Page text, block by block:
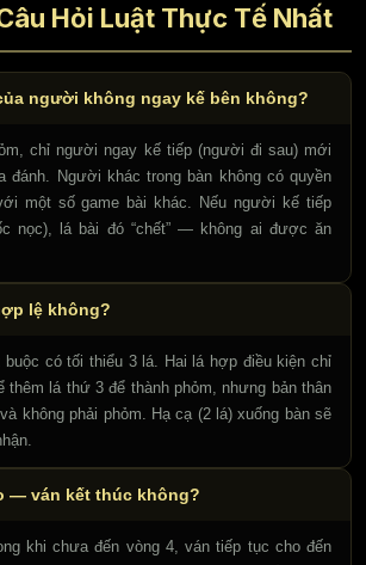
Hỏi Luật Thực Tế Nhất
người không ngay kế bên không?
chỉ người ngay kế tiếp (người đi sau) mới
Người khác trong bàn không có quyền
một số game bài khác. Nếu người kế tiếp
nọc), lá bài đó “chết” — không ai được ăn
lệ không?
buộc có tối thiểu 3 lá. Hai lá hợp điều kiện chỉ
thêm lá thứ 3 để thành phỏm, nhưng bản thân
không phải phỏm. Hạ cạ (2 lá) xuống bàn sẽ
— ván kết thúc không?
khi chưa đến vòng 4, ván tiếp tục cho đến